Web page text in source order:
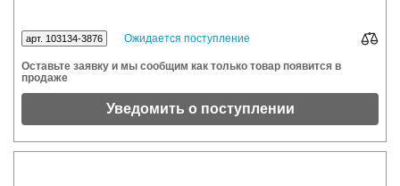
арт. 103134-3876 Ожидается поступление
Оставьте заявку и мы сообщим как только товар появится в
продаже
Уведомить о поступлении